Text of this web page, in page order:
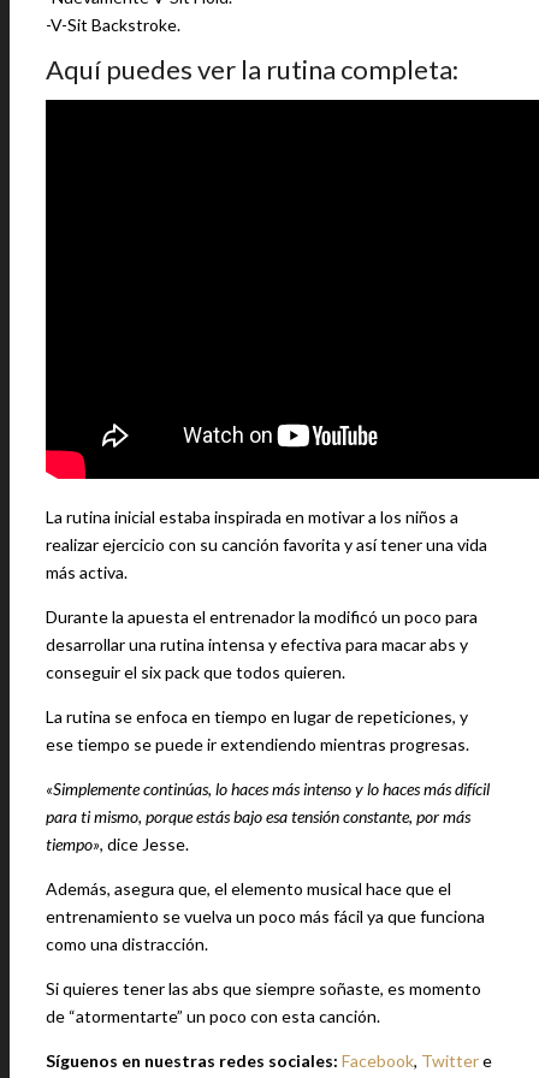
-V-Sit Backstroke.
Aquí puedes ver la rutina completa:
La rutina inicial estaba inspirada en motivar a los niños a
realizar ejercicio con su canción favorita y así tener una vida
más activa.
Durante la apuesta el entrenador la modificó un poco para
desarrollar una rutina intensa y efectiva para macar abs y
conseguir el six pack que todos quieren.
La rutina se enfoca en tiempo en lugar de repeticiones, y
ese tiempo se puede ir extendiendo mientras progresas.
«Simplemente continúas, lo haces más intenso y lo haces más difícil
para ti mismo, porque estás bajo esa tensión constante, por más
tiempo», dice Jesse.
Además, asegura que, el elemento musical hace que el
entrenamiento se vuelva un poco más fácil ya que funciona
como una distracción.
Si quieres tener las abs que siempre soñaste, es momento
de “atormentarte” un poco con esta canción.
Síguenos en nuestras redes sociales: Facebook, Twittere